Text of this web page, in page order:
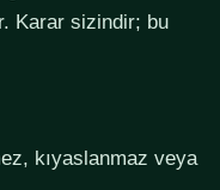
Karar sizindir; bu
kıyaslanmaz veya